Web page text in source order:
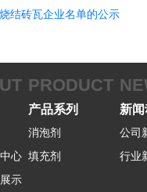
结砖瓦企业名单的公示
心
示
PRODUCT
产品系列
消泡剂
填充剂
新
公司
行业